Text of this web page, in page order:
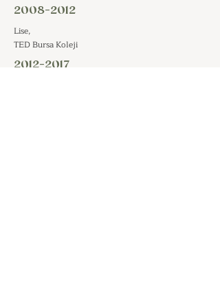
2008-2012
Lise,
TED Bursa Koleji
2012-2017